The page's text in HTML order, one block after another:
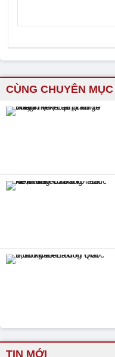
CÙNG CHUYÊN MỤC
TIN MỚI